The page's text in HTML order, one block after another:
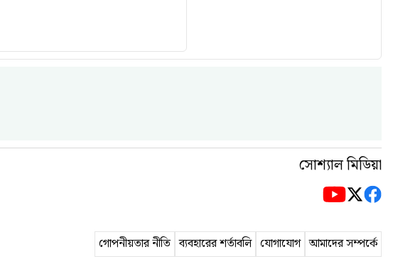
সোশ্যাল মিডিয়া
গোপনীয়তার নীতি ব্যবহারের শর্তাবলি যোগাযোগ আমাদের সম্পর্কে